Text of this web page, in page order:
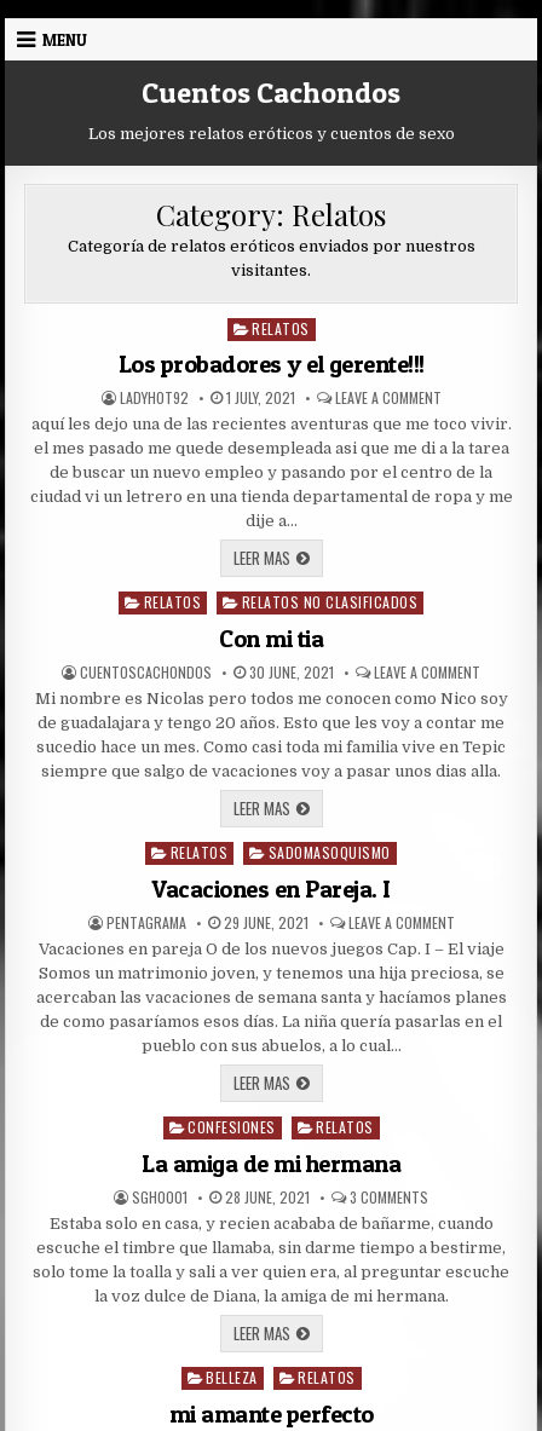
Skip
MENU
Cuentos Cachondos
Los mejores relatos eróticos y cuentos de sexo
Category: Relatos
Categoría de relatos eróticos enviados por nuestros
visitantes.
Posted
in
RELATOS
Los probadores y el gerente!!!
AUTHOR:
LADYHOT92 PUBLISHED
DATE:
1 JULY, 2021 LEAVE A COMMENTON
PROBADORES
EL
GERENTE!!!
aquí les dejo una de las recientes aventuras que me toco vivir.
el mes pasado me quede desempleada asi que me di a la tarea
de buscar un nuevo empleo y pasando por el centro de la
ciudad vi un letrero en una tienda departamental de ropa y me
dije a…
LEER MASLOS
PROBADORES
Y
EL
GERENTE!!!
Posted
RELATOS RELATOS NO CLASIFICADOS
Con mi tia
AUTHOR:
CUENTOSCACHONDOS PUBLISHED
DATE:
30 JUNE, 2021 LEAVE A COMMENT
MI
Mi nombre es Nicolas pero todos me conocen como Nico soy
de guadalajara y tengo 20 años. Esto que les voy a contar me
sucedio hace un mes. Como casi toda mi familia vive en Tepic
siempre que salgo de vacaciones voy a pasar unos dias alla.
LEER MASCON
MI
TIA
Posted
in
RELATOS SADOMASOQUISMO
Vacaciones en Pareja. I
AUTHOR:
PENTAGRAMA PUBLISHED
DATE:
29 JUNE, 2021 LEAVE A COMMENTON
EN
I
Vacaciones en pareja O de los nuevos juegos Cap. I – El viaje
Somos un matrimonio joven, y tenemos una hija preciosa, se
acercaban las vacaciones de semana santa y hacíamos planes
de como pasaríamos esos días. La niña quería pasarlas en el
pueblo con sus abuelos, a lo cual…
LEER MASVACACIONES
EN
PAREJA.
Posted
CONFESIONES RELATOS
La amiga de mi hermana
AUTHOR:
SGH0001 PUBLISHED
DATE:
28 JUNE, 2021 3 COMMENTS
AMIGA
DE
MI
HERMANA
Estaba solo en casa, y recien acababa de bañarme, cuando
escuche el timbre que llamaba, sin darme tiempo a bestirme,
solo tome la toalla y sali a ver quien era, al preguntar escuche
la voz dulce de Diana, la amiga de mi hermana.
LEER MASLA
AMIGA
DE
MI
HERMANA
Posted
in
BELLEZA RELATOS
mi amante perfecto